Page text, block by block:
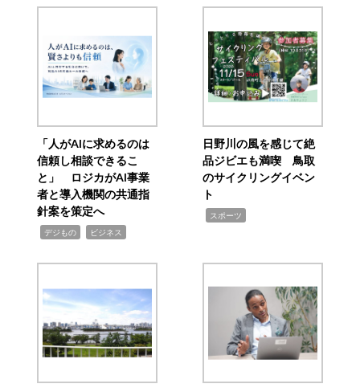
「人がAIに求めるのは
信頼し相談できるこ
と」 ロジカがAI事業
者と導入機関の共通指
針案を策定へ
デジもの ビジネス
日野川の風を感じて絶
品ジビエも満喫 鳥取
のサイクリングイベン
ト
スポーツ